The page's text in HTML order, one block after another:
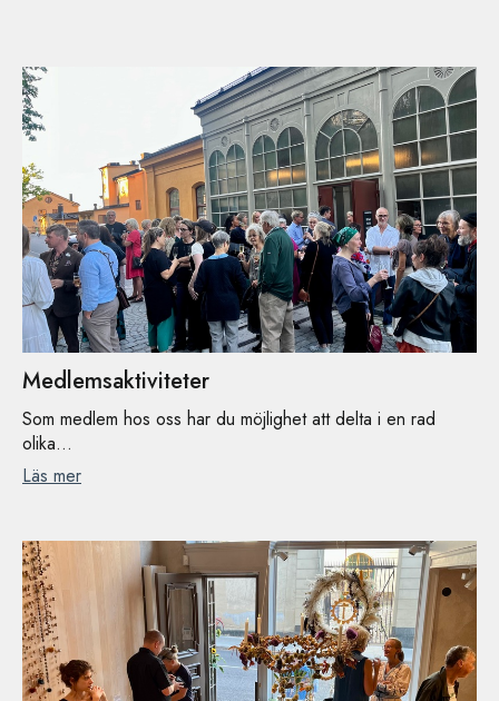
Medlemsaktiviteter
Som medlem hos oss har du möjlighet att delta i en rad
olika...
Läs mer